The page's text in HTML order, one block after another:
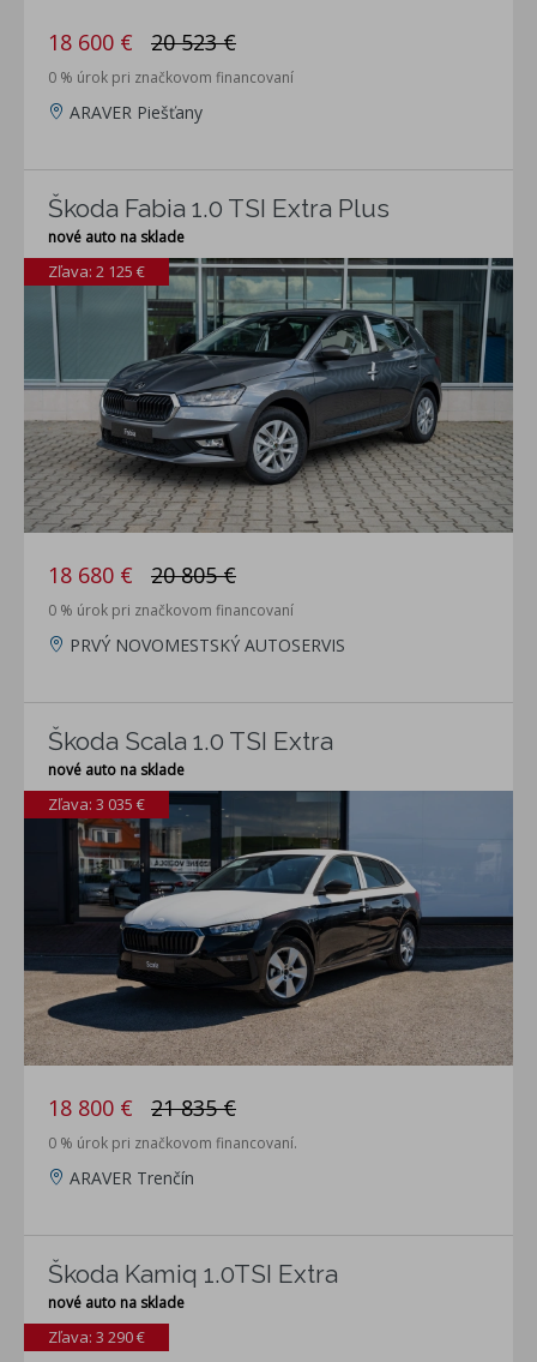
18 600 € 20 523 €
0 % úrok pri značkovom financovaní
ARAVER Piešťany
Škoda Fabia 1.0 TSI Extra Plus
nové auto na sklade
Zľava: 2 125 €
18 680 € 20 805 €
0 % úrok pri značkovom financovaní
PRVÝ NOVOMESTSKÝ AUTOSERVIS
Škoda Scala 1.0 TSI Extra
nové auto na sklade
Zľava: 3 035 €
18 800 € 21 835 €
0 % úrok pri značkovom financovaní.
ARAVER Trenčín
Škoda Kamiq 1.0TSI Extra
nové auto na sklade
Zľava: 3 290 €